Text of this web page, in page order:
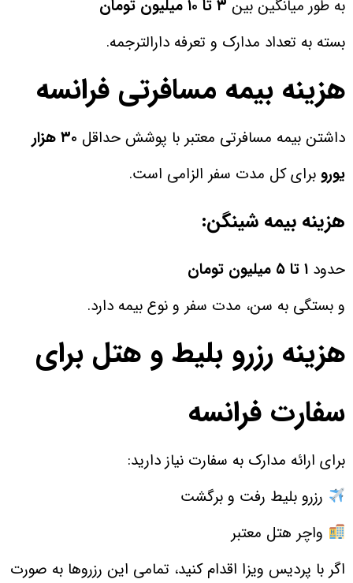
به طور میانگین بین ۳ تا ۱۰ میلیون تومان
بسته به تعداد مدارک و تعرفه دارالترجمه.
هزینه بیمه مسافرتی فرانسه
داشتن بیمه مسافرتی معتبر با پوشش حداقل
۳۰ هزار
یورو برای کل مدت سفر الزامی است.
هزینه بیمه شینگن:
حدود ۱ تا ۵ میلیون تومان
و بستگی به سن، مدت سفر و نوع بیمه دارد.
هزینه رزرو بلیط و هتل برای
سفارت فرانسه
برای ارائه مدارک به سفارت نیاز دارید:
رزرو بلیط رفت و برگشت
واچر هتل معتبر
اگر با پردیس ویزا اقدام کنید، تمامی این رزروها به صورت